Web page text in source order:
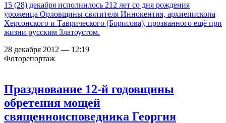
15 (28) декабря исполнилось 212 лет со дня рождения
уроженца Орловщины святителя Иннокентия, архиепископа
Херсонского и Таврического (Борисова), прозванного ещё при
жизни русским Златоустом.
28 декабря 2012 — 12:19
Фоторепортаж
Празднование 12-й годовщины
обретения мощей
священноисповедника Георгия